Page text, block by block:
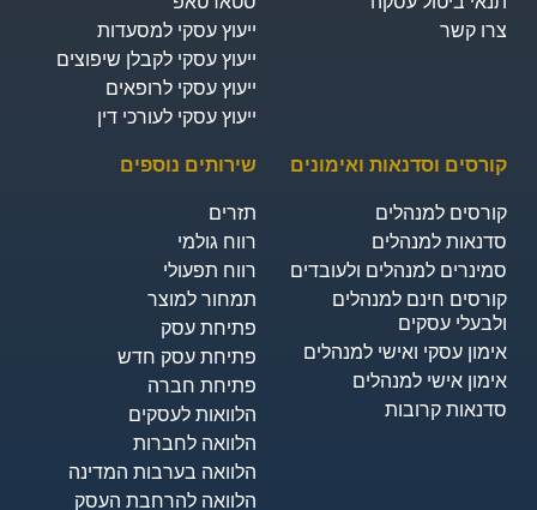
צרו קשר
ייעוץ עסקי למסעדות
ייעוץ עסקי לקבלן שיפוצים
ייעוץ עסקי לרופאים
ייעוץ עסקי לעורכי דין
קורסים וסדנאות ואימונים
קורסים למנהלים
סדנאות למנהלים
סמינרים למנהלים ולעובדים
קורסים חינם למנהלים
ולבעלי עסקים
אימון עסקי ואישי למנהלים
אימון אישי למנהלים
סדנאות קרובות
שירותים נוספים
תזרים
רווח גולמי
רווח תפעולי
תמחור למוצר
פתיחת עסק
פתיחת עסק חדש
פתיחת חברה
הלוואות לעסקים​
הלוואה לחברות
הלוואה בערבות המדינה
הלוואה להרחבת העסק